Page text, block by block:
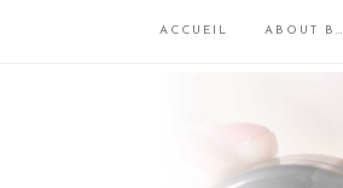
ACCUEIL ABOUT B…